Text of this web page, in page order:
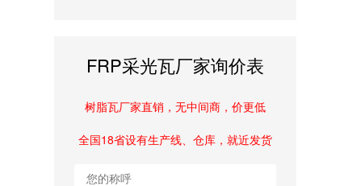
FRP采光瓦厂家询价表
树脂瓦厂家直销，无中间商，价更低
全国18省设有生产线、仓库，就近发货